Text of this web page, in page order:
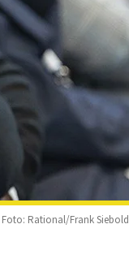
Foto: Rational/Frank Siebold